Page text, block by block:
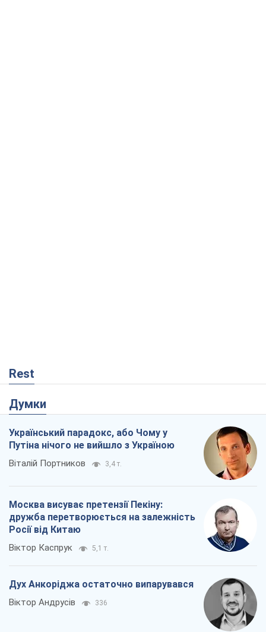
Rest
Думки
Український парадокс, або Чому у
Путіна нічого не вийшло з Україною
Віталій Портников 3,4 т.
Москва висуває претензії Пекіну:
дружба перетворюється на залежність
Росії від Китаю
Віктор Каспрук 5,1 т.
Дух Анкоріджа остаточно випарувався
Віктор Андрусів 336